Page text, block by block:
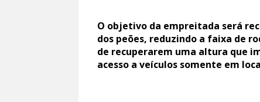
O objetivo da empreitada será
dos peões, reduzindo a faixa de
de recuperarem uma altura que
acesso a veículos somente em